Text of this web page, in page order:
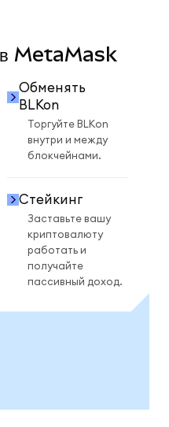
в MetaMask
Обменять
BLKon
Торгуйте BLKon
внутри и между
блокчейнами.
Стейкинг
Заставьте вашу
криптовалюту
работать и
получайте
пассивный доход.